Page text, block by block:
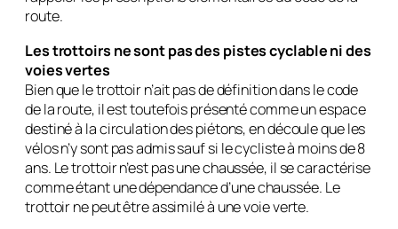
route.
Les trottoirs ne sont pas des pistes cyclable ni des
voies vertes
Bien que le trottoir n’ait pas de définition dans le code
de la route, il est toutefois présenté comme un espace
destiné à la circulation des piétons, en découle que les
vélos n’y sont pas admis sauf si le cycliste à moins de 8
ans. Le trottoir n’est pas une chaussée, il se caractérise
comme étant une dépendance d’une chaussée. Le
trottoir ne peut être assimilé à une voie verte.